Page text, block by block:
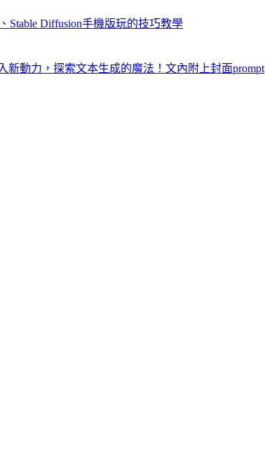
Stable Diffusion手機版玩的技巧教學
新動力，探索文本生成的魔法！文內附上封面prompt